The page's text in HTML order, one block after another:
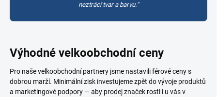
neztrácí tvar a barvu."
Výhodné velkoobchodní ceny
Pro naše velkoobchodní partnery jsme nastavili férové ceny s
dobrou marží. Minimální zisk investujeme zpět do vývoje produktů
a marketingové podpory — aby prodej značek rostl i u vás v